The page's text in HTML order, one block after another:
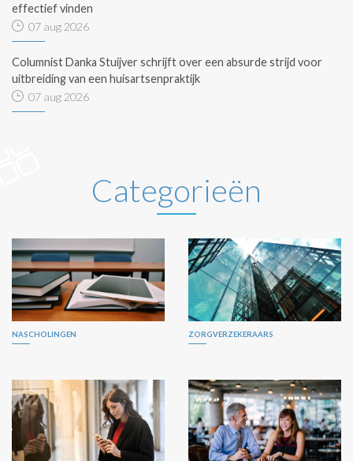
effectief vinden
07 aug 2026
Columnist Danka Stuijver schrijft over een absurde strijd voor
uitbreiding van een huisartsenpraktijk
07 aug 2026
Categorieën
NASCHOLINGEN ZORGVERZEKERAARS